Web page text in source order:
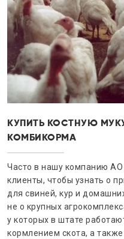
КУПИТЬ КОСТНУЮ
КОМБИКОРМА
Часто в нашу компанию
клиенты, чтобы узнать о
для свиней, кур и
не о крупных
у которых в штате
кормлением скота, а